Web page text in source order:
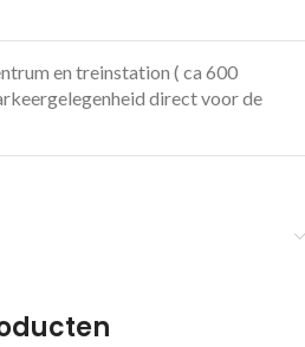
en treinstation ( ca 600
direct voor de